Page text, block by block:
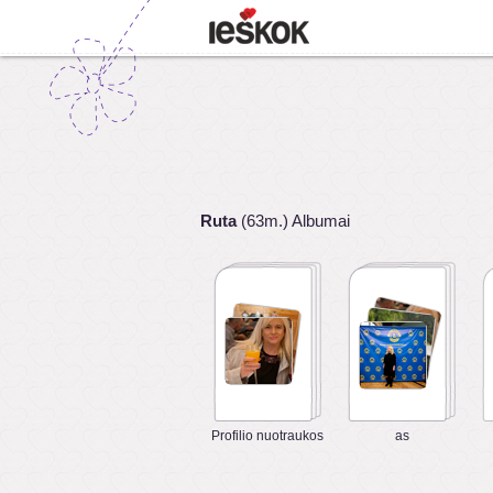
Ruta(63m.) Albumai
Profilio nuotraukos as